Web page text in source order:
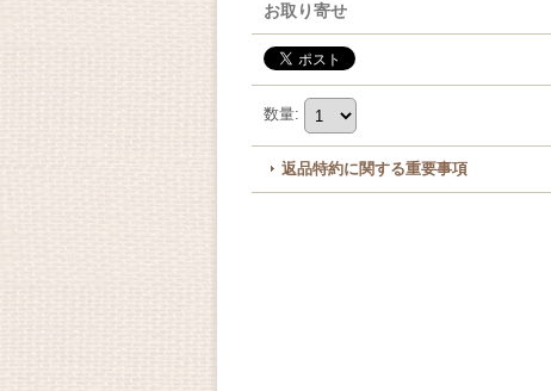
お取り寄せ
数量:
返品特約に関する重要事項